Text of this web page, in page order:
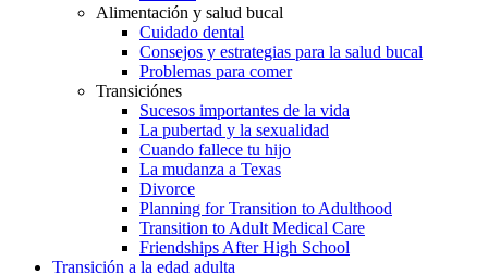
Alimentación y salud bucal
Cuidado dental
Consejos y estrategias para la salud bucal
Problemas para comer
Transiciónes
Sucesos importantes de la vida
La pubertad y la sexualidad
Cuando fallece tu hijo
La mudanza a Texas
Divorce
Planning for Transition to Adulthood
Transition to Adult Medical Care
Friendships After High School
Transición a la edad adulta